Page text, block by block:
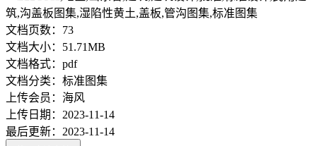
文档页数： 73
文档大小： 51.71MB
文档格式： pdf
文档分类： 标准图集
上传会员： 海风
上传日期： 2023-11-14
最后更新： 2023-11-14